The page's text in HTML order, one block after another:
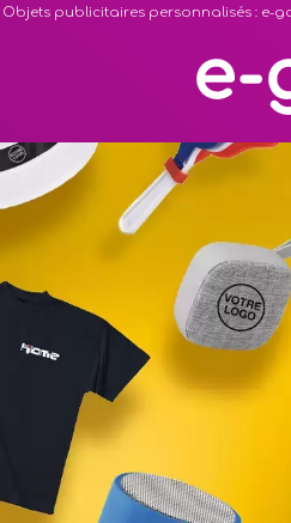
Objets publicitaires personnalisés : e-